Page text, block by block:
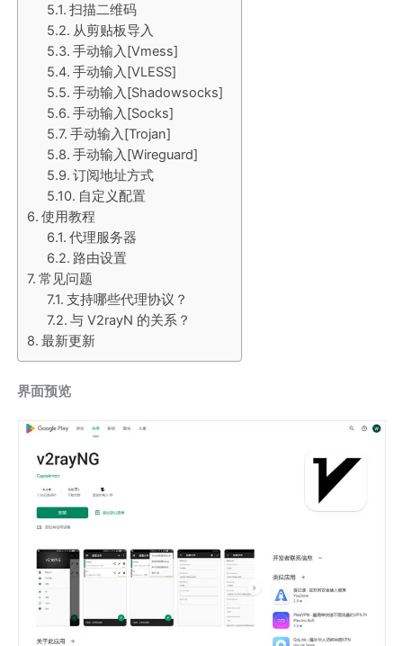
扫描二维码
从剪贴板导入
手动输入[Vmess]
手动输入[VLESS]
手动输入[Shadowsocks]
手动输入[Socks]
手动输入[Trojan]
手动输入[Wireguard]
订阅地址方式
自定义配置
使用教程
代理服务器
路由设置
常见问题
支持哪些代理协议？
与 V2rayN 的关系？
最新更新
界面预览